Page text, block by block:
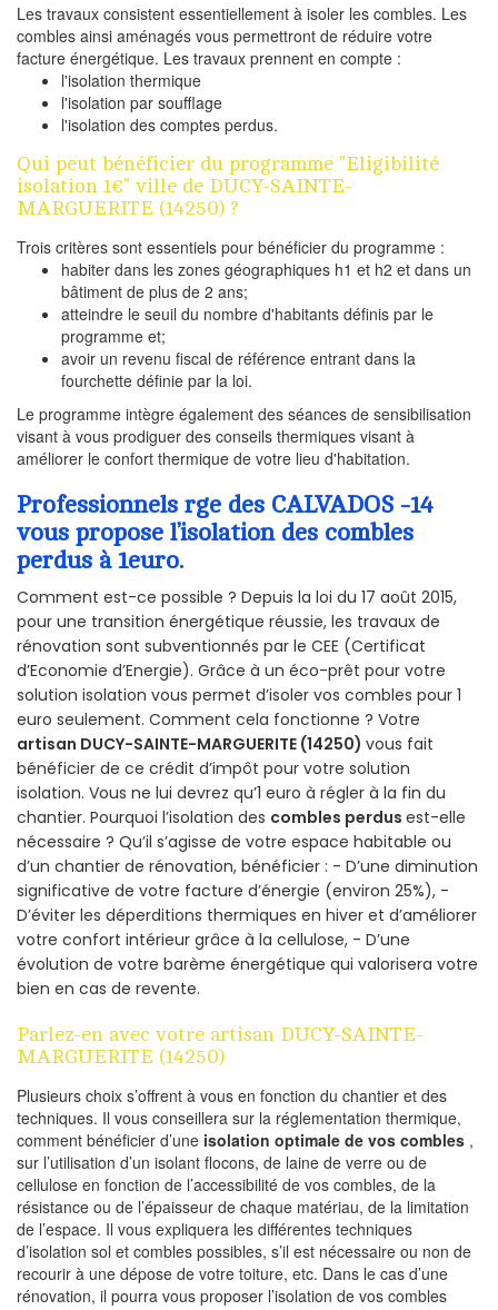
Les travaux consistent essentiellement à isoler les combles. Les
combles ainsi aménagés vous permettront de réduire votre
facture énergétique. Les travaux prennent en compte :
l'isolation thermique
l'isolation par soufflage
l'isolation des comptes perdus.
Qui peut bénéficier du programme "Eligibilité
isolation 1€" ville de DUCY-SAINTE-
MARGUERITE (14250) ?
Trois critères sont essentiels pour bénéficier du programme :
habiter dans les zones géographiques h1 et h2 et dans un
bâtiment de plus de 2 ans;
atteindre le seuil du nombre d'habitants définis par le
programme et;
avoir un revenu fiscal de référence entrant dans la
fourchette définie par la loi.
Le programme intègre également des séances de sensibilisation
visant à vous prodiguer des conseils thermiques visant à
améliorer le confort thermique de votre lieu d'habitation.
Professionnels rge des CALVADOS -14
vous propose l’isolation des combles
perdus à 1euro.
Comment est-ce possible ? Depuis la loi du 17 août 2015,
pour une transition énergétique réussie, les travaux de
rénovation sont subventionnés par le CEE (Certificat
d’Economie d’Energie). Grâce à un éco-prêt pour votre
solution isolation vous permet d’isoler vos combles pour 1
euro seulement. Comment cela fonctionne ? Votre
artisan DUCY-SAINTE-MARGUERITE (14250) vous fait
bénéficier de ce crédit d’impôt pour votre solution
isolation. Vous ne lui devrez qu’1 euro à régler à la fin du
chantier. Pourquoi l’isolation des combles perdus est-elle
nécessaire ? Qu’il s’agisse de votre espace habitable ou
d’un chantier de rénovation, bénéficier : - D’une diminution
significative de votre facture d’énergie (environ 25%), -
D’éviter les déperditions thermiques en hiver et d’améliorer
votre confort intérieur grâce à la cellulose, - D’une
évolution de votre barème énergétique qui valorisera votre
bien en cas de revente.
Parlez-en avec votre artisan DUCY-SAINTE-
MARGUERITE (14250)
Plusieurs choix s’offrent à vous en fonction du chantier et des
techniques. Il vous conseillera sur la réglementation thermique,
comment bénéficier d’une isolation optimale de vos combles ,
sur l’utilisation d’un isolant flocons, de laine de verre ou de
cellulose en fonction de l’accessibilité de vos combles, de la
résistance ou de l’épaisseur de chaque matériau, de la limitation
de l’espace. Il vous expliquera les différentes techniques
d’isolation sol et combles possibles, s’il est nécessaire ou non de
recourir à une dépose de votre toiture, etc. Dans le cas d’une
rénovation, il pourra vous proposer l’isolation de vos combles